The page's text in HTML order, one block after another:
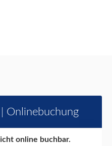
Onlinebuchung
online buchbar.